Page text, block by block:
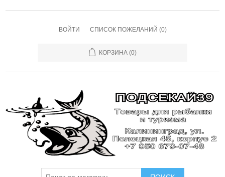
ВОЙТИ СПИСОК ПОЖЕЛАНИЙ (0)
КОРЗИНА (0)